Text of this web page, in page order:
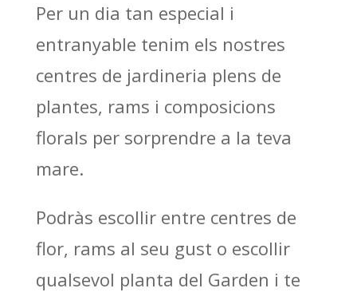
Per un dia tan especial i
entranyable tenim els nostres
centres de jardineria plens de
plantes, rams i composicions
florals per sorprendre a la teva
mare.
Podràs escollir entre centres de
flor, rams al seu gust o escollir
qualsevol planta del Garden i te